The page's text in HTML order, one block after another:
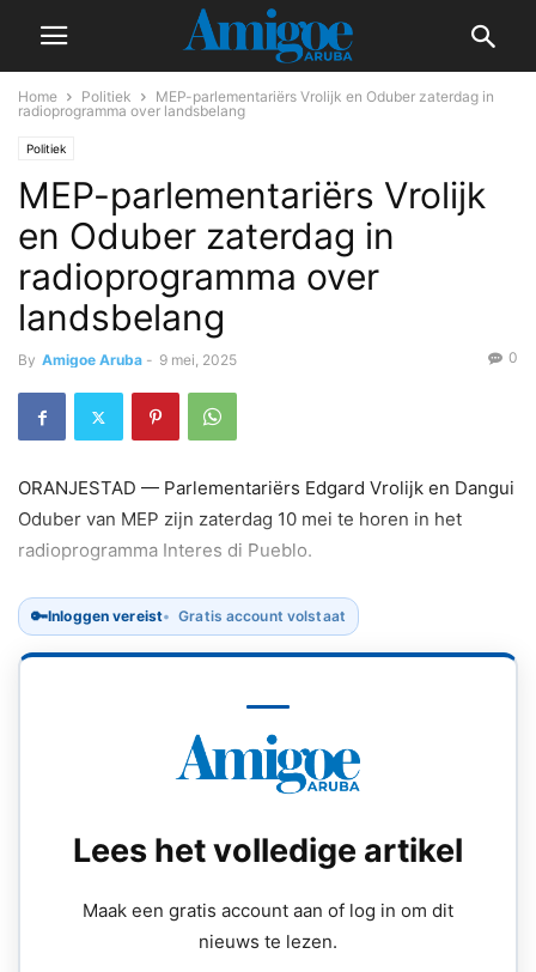
Home Politiek
MEP-parlementariërs Vrolijk en Oduber zaterdag in
radioprogramma over landsbelang
Politiek
MEP-parlementariërs Vrolijk
en Oduber zaterdag in
radioprogramma over
landsbelang
By Amigoe Aruba - 9 mei, 2025 0
ORANJESTAD — Parlementariërs Edgard Vrolijk en Dangui
Oduber van MEP zijn zaterdag 10 mei te horen in het
radioprogramma Interes di Pueblo.
🔑Inloggen vereist Gratis account volstaat
Lees het volledige artikel
Maak een gratis account aan of log in om dit
nieuws te lezen.